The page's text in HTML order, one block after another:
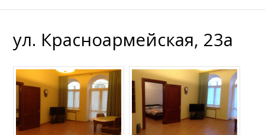
ул. Красноармейская, 23а